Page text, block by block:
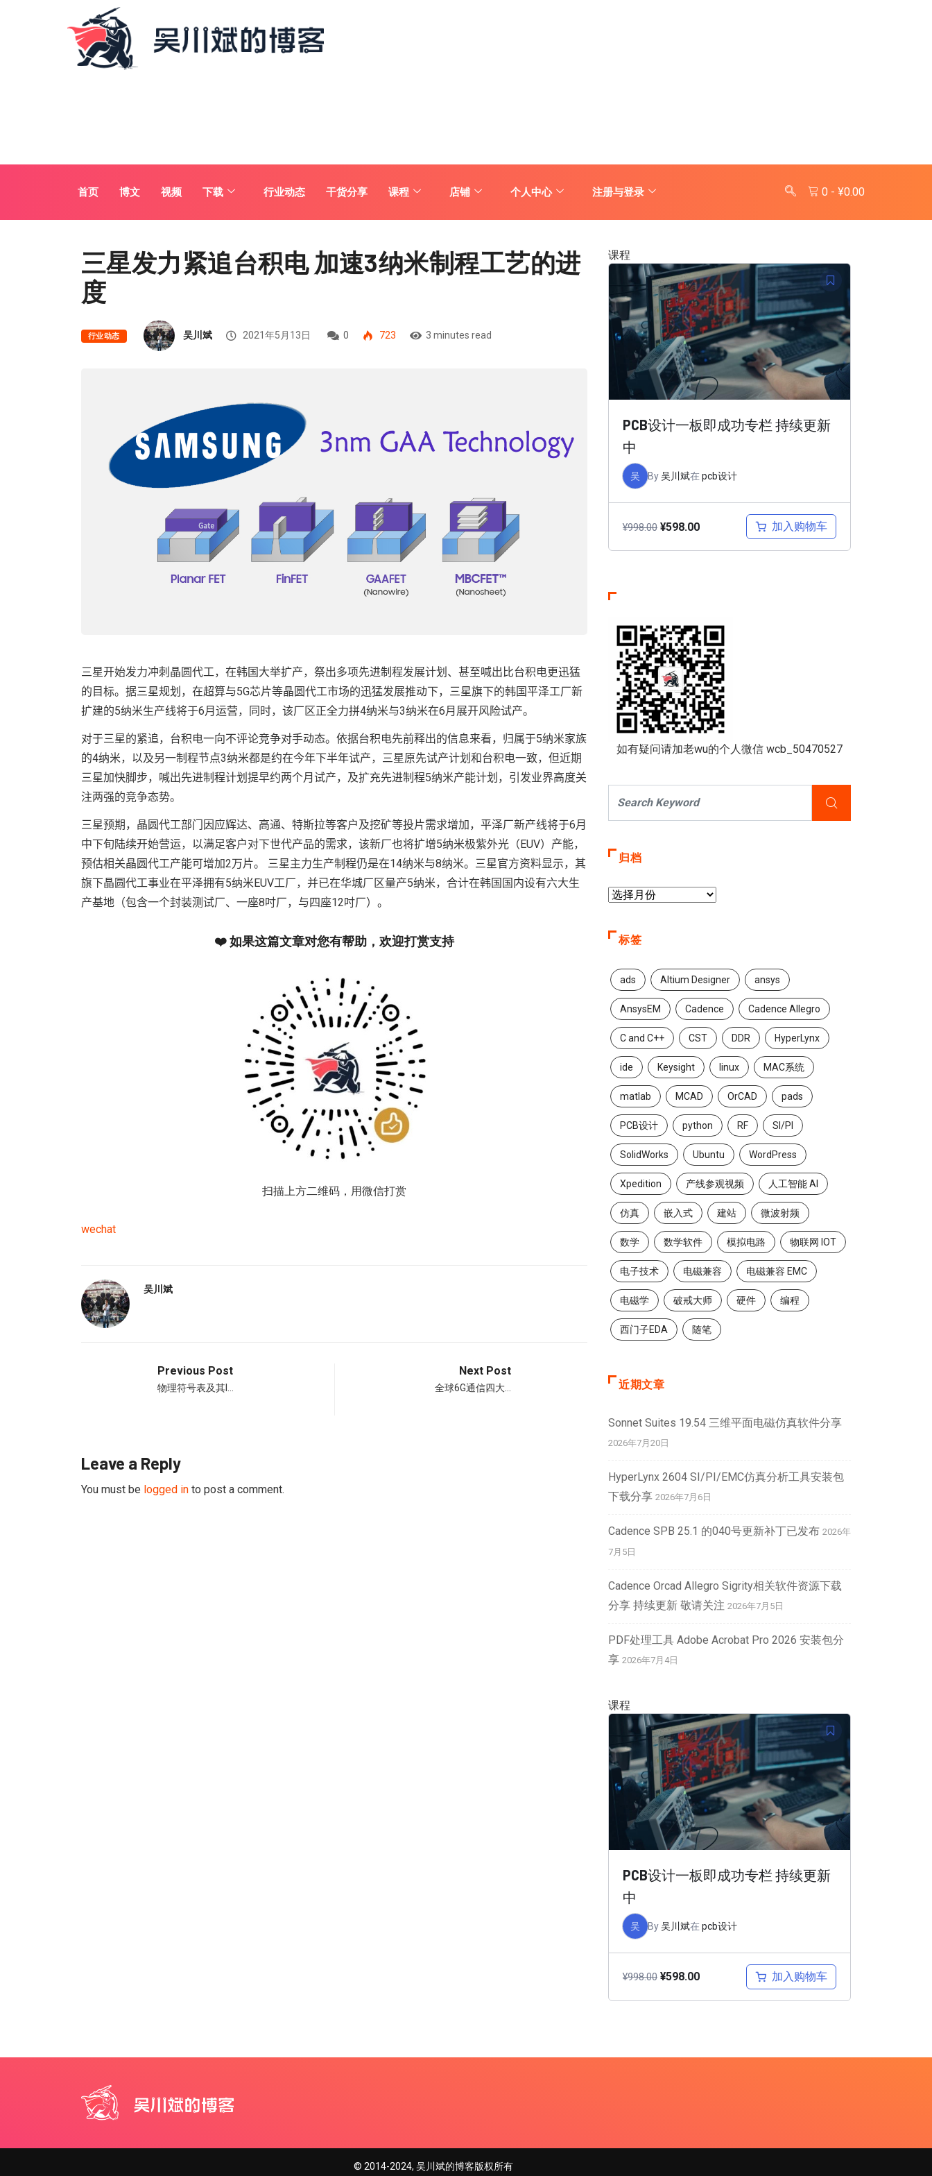
首页 博文 视频 下载 行业动态 干货分享 课程 店铺 个人中心 注册与登录 0 - ¥0.00
三星发力紧追台积电 加速3纳米制程工艺的进
度
行业动态 吴川斌 2021年5月13日 0 723 3 minutes read
三星开始发力冲刺晶圆代工，在韩国大举扩产，祭出多项先进制程发展计划、甚至喊出比台积电更迅猛
的目标。据三星规划，在超算与5G芯片等晶圆代工市场的迅猛发展推动下，三星旗下的韩国平泽工厂新
扩建的5纳米生产线将于6月运营，同时，该厂区正全力拼4纳米与3纳米在6月展开风险试产。
对于三星的紧追，台积电一向不评论竞争对手动态。依据台积电先前释出的信息来看，归属于5纳米家族
的4纳米，以及另一制程节点3纳米都是约在今年下半年试产，三星原先试产计划和台积电一致，但近期
三星加快脚步，喊出先进制程计划提早约两个月试产，及扩充先进制程5纳米产能计划，引发业界高度关
注两强的竞争态势。
三星预期，晶圆代工部门因应辉达、高通、特斯拉等客户及挖矿等投片需求增加，平泽厂新产线将于6月
中下旬陆续开始营运，以满足客户对下世代产品的需求，该新厂也将扩增5纳米极紫外光（EUV）产能，
预估相关晶圆代工产能可增加2万片。 三星主力生产制程仍是在14纳米与8纳米。三星官方资料显示，其
旗下晶圆代工事业在平泽拥有5纳米EUV工厂，并已在华城厂区量产5纳米，合计在韩国国内设有六大生
产基地（包含一个封装测试厂、一座8吋厂，与四座12吋厂）。
❤️ 如果这篇文章对您有帮助，欢迎打赏支持
扫描上方二维码，用微信打赏
wechat
吴川斌
Previous Post
物理符号表及其l…
Next Post
全球6G通信四大…
Leave a Reply
You must be logged in to post a comment.
课程
PCB设计一板即成功专栏 持续更新
中
吴 By吴川斌在 pcb设计
¥998.00 ¥598.00 加入购物车
如有疑问请加老wu的个人微信 wcb_50470527
归档
标签
ads Altium Designer ansys
AnsysEM Cadence Cadence Allegro
C and C++ CST DDR HyperLynx
ide Keysight linux MAC系统
matlab MCAD OrCAD pads
PCB设计 python RF SI/PI
SolidWorks Ubuntu WordPress
Xpedition 产线参观视频 人工智能 AI
仿真 嵌入式 建站 微波射频
数学 数学软件 模拟电路 物联网 IOT
电子技术 电磁兼容 电磁兼容 EMC
电磁学 破戒大师 硬件 编程
西门子EDA 随笔
近期文章
Sonnet Suites 19.54 三维平面电磁仿真软件分享
2026年7月20日
HyperLynx 2604 SI/PI/EMC仿真分析工具安装包
下载分享 2026年7月6日
Cadence SPB 25.1 的040号更新补丁已发布 2026年
7月5日
Cadence Orcad Allegro Sigrity相关软件资源下载
分享 持续更新 敬请关注 2026年7月5日
PDF处理工具 Adobe Acrobat Pro 2026 安装包分
享 2026年7月4日
课程
PCB设计一板即成功专栏 持续更新
中
吴 By吴川斌在 pcb设计
¥998.00 ¥598.00 加入购物车
© 2014-2024, 吴川斌的博客版权所有